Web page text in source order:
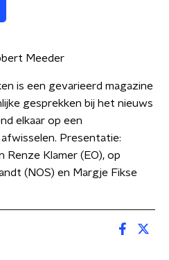
Meeder
is een gevarieerd magazine
gesprekken bij het nieuws
elkaar op een
Presentatie:
Renze Klamer (EO), op
(NOS) en Margje Fikse